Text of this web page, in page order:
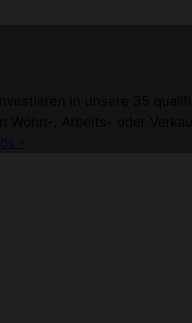
in unsere 35